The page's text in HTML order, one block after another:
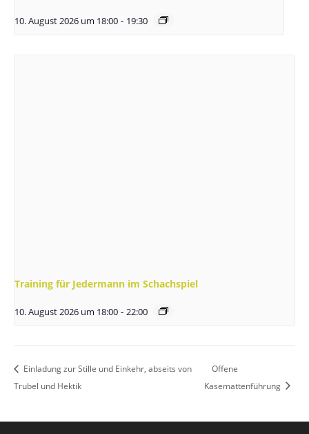
10. August 2026 um 18:00 - 19:30
Training für Jedermann im Schachspiel
10. August 2026 um 18:00 - 22:00
Einladung zur Stille und Einkehr, abseits von
Trubel und Hektik
Offene
Kasemattenführung